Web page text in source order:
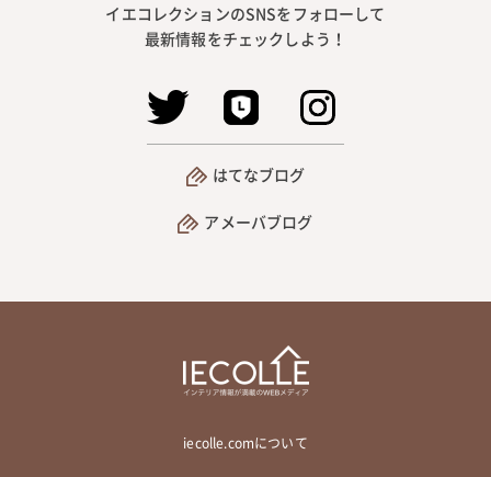
イエコレクションのSNSをフォローして
最新情報をチェックしよう！
はてなブログ
アメーバブログ
iecolle.comについて